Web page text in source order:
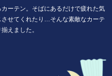
ーテン。そばにあるだけで疲れた気
せてくれたり…そんな素敵なカーテ
えました。